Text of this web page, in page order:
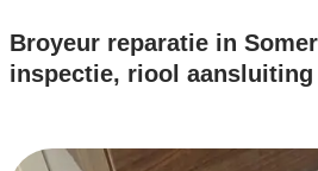
Broyeur reparatie in
inspectie, riool aansluiting